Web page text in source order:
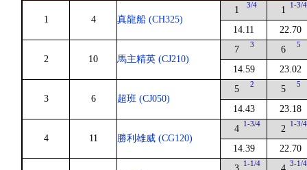
1 4 真龍船 (CH325)
1 3/4
14.11
1 1-3/4
22.70
2 10 馬主精英 (CJ210)
7 3
14.59
6 5
23.02
3 6 超班 (CJ050)
5 2
14.43
5 5
23.18
4 11 勝利雄威 (CG120)
4 1-3/4
14.39
2 1-3/4
22.70
1-1/4 3-1/4